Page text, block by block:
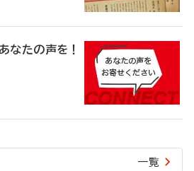
たの声を！
一覧